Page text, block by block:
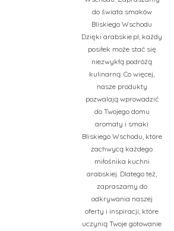
do świata smaków
Bliskiego Wschodu
Dzięki arabskie.pl, każdy
posiłek może stać się
niezwykłą podróżą
kulinarną. Co więcej,
nasze produkty
pozwalają wprowadzić
do Twojego domu
aromaty i smaki
Bliskiego Wschodu, które
zachwycą każdego
miłośnika kuchni
arabskiej. Dlatego też,
zapraszamy do
odkrywania naszej
oferty i inspiracji, które
uczynią Twoje gotowanie